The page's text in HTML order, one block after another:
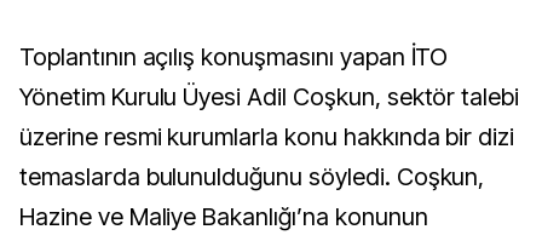
Toplantının açılış konuşmasını yapan İTO
Yönetim Kurulu Üyesi Adil Coşkun, sektör talebi
üzerine resmi kurumlarla konu hakkında bir dizi
temaslarda bulunulduğunu söyledi. Coşkun,
Hazine ve Maliye Bakanlığı’na konunun